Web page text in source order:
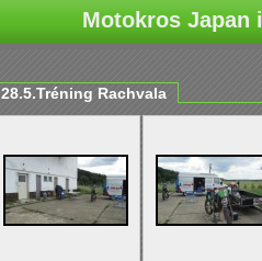
Motokros Japan
28.5.Tréning Rachvala